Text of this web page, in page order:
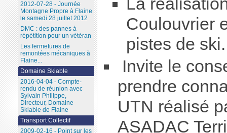
La
Coulouvrier
pistes de
Invite le
prendre
UTN réalisé
ASADAC
2012-07-28 - Journée
Montagne Propre à Flaine
le samedi 28 juillet 2012
DMC : des pannes à
répétition pour un vétéran
Les fermetures de
remontées mécaniques à
Flaine...
Domaine Skiable
2016-04-04 - Compte-
rendu de réunion avec
Sylvain Philippe,
Directeur, Domaine
Skiable de Flaine
Transport Collectif
2009-02-16 - Point sur les